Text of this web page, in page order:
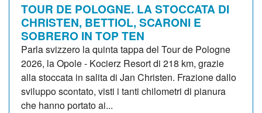
TOUR DE POLOGNE. LA STOCCATA DI
CHRISTEN, BETTIOL, SCARONI E
SOBRERO IN TOP TEN
Parla svizzero la quinta tappa del Tour de Pologne
2026, la Opole - Kocierz Resort di 218 km, grazie
alla stoccata in salita di Jan Christen. Frazione dallo
sviluppo scontato, visti i tanti chilometri di pianura
che hanno portato ai...